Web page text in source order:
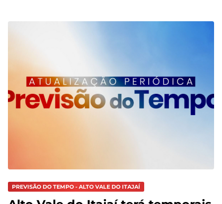
PREVISÃO DO TEMPO - ALTO VALE DO ITAJAÍ